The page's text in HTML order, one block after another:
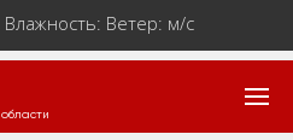
Влажность: Ветер: м/с